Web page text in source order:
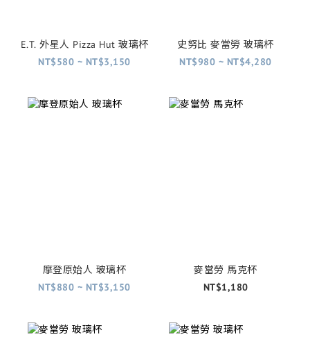
E.T. 外星人 Pizza Hut 玻璃杯
NT$580 ~ NT$3,150
史努比 麥當勞 玻璃杯
NT$980 ~ NT$4,280
摩登原始人 玻璃杯
NT$880 ~ NT$3,150
麥當勞 馬克杯
NT$1,180